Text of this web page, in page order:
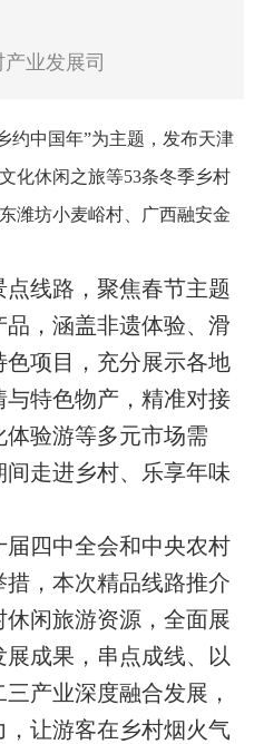
业发展司
约中国年”为主题，发布天津
化休闲之旅等53条冬季乡村
潍坊小麦峪村、广西融安金
线路，聚焦春节主题
，涵盖非遗体验、滑
项目，充分展示各地
特色物产，精准对接
验游等多元市场需
走进乡村、乐享年味
四中全会和中央农村
，本次精品线路推介
闲旅游资源，全面展
成果，串点成线、以
产业深度融合发展，
让游客在乡村烟火气